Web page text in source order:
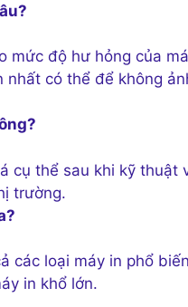
mức độ hư hỏng của
có thể để không
cụ thể sau khi kỹ thuật
trường.
các loại máy in phổ
in khổ lớn.